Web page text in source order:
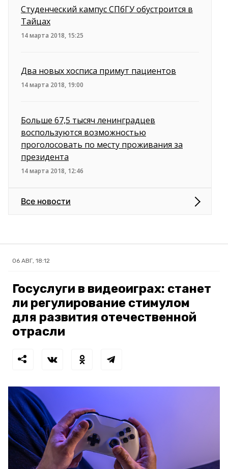
Студенческий кампус СПбГУ обустроится в
Тайцах
14 марта 2018, 15:25
Два новых хосписа примут пациентов
14 марта 2018, 19:00
Больше 67,5 тысяч ленинградцев
воспользуются возможностью
проголосовать по месту проживания за
президента
14 марта 2018, 12:46
Все новости
06 АВГ, 18:12
Госуслуги в видеоиграх: станет
ли регулирование стимулом
для развития отечественной
отрасли